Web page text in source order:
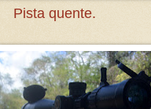
Pista quente.